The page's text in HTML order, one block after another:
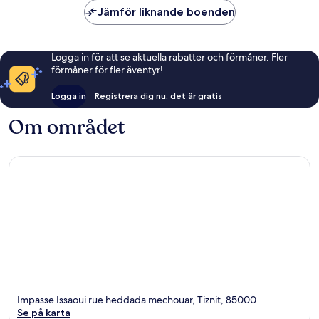
Jämför liknande boenden
Logga in för att se aktuella rabatter och förmåner. Fler
förmåner för fler äventyr!
Logga in Registrera dig nu, det är gratis
Om området
Impasse Issaoui rue heddada mechouar, Tiznit, 85000
Se på karta